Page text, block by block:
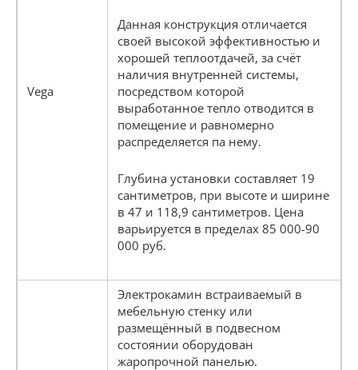
Vega
Данная конструкция отличается
своей высокой эффективностью и
хорошей теплоотдачей, за счёт
наличия внутренней системы,
посредством которой
выработанное тепло отводится в
помещение и равномерно
распределяется па нему.
Глубина установки составляет 19
сантиметров, при высоте и ширине
в 47 и 118,9 сантиметров. Цена
варьируется в пределах 85 000-90
000 руб.
Электрокамин встраиваемый в
мебельную стенку или
размещённый в подвесном
состоянии оборудован
жаропрочной панелью.